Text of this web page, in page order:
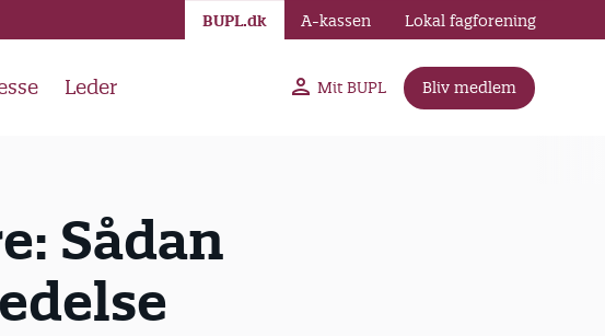
Leder Mit BUPL Bliv medlem
BUPL.dk A-kassen Lokal fagforening
Sådan